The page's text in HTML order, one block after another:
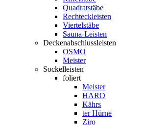
Quadratstäbe
Rechteckleisten
Viertelstäbe
Sauna-Leisten
Deckenabschlussleisten
OSMO
Meister
Sockelleisten
foliert
Meister
HARO
Kährs
ter Hürne
Ziro